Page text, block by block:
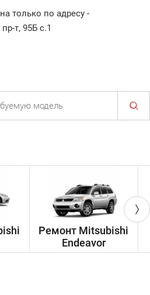
только по адресу -
т, 95Б с.1
Ремонт Mitsubishi
Endeavor